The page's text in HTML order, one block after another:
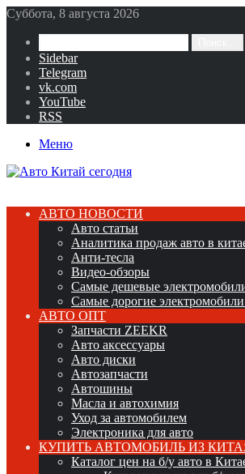
Суббота, 8 августа 2026
Sidebar
Telegram
vk.com
YouTube
RSS
Меню
АВТО НОВОСТИ
Авто статьи
Аналитика продаж авто в
Анти-тесла
Видео-обзоры
Самые дешевые
Самые дорогие
АВТО ОПТ
Запчасти ZEEKR
Авто аксессуары
Авто диски
Автозапчасти
Автошины
Масла и автохимия
Уход за автомобилем
Электроника для авто
КУПИТЬ АВТОМОБИЛЬ ИЗ
Каталог цен на б/у авто в